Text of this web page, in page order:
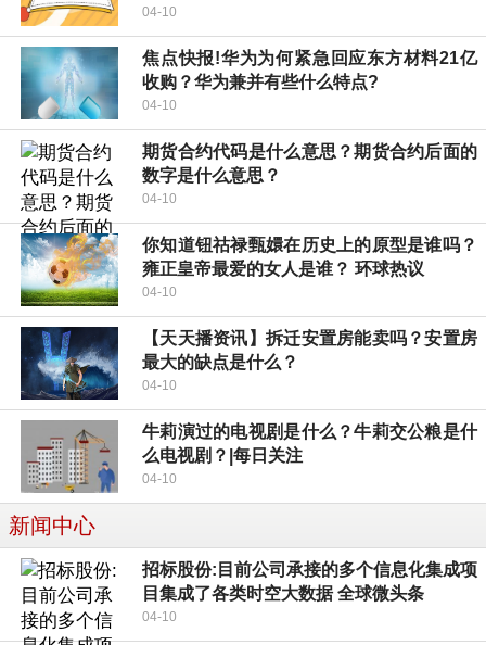
04-10
焦点快报!华为为何紧急回应东方材料21亿
收购？华为兼并有些什么特点?
04-10
期货合约代码是什么意思？期货合约后面的
数字是什么意思？
04-10
你知道钮祜禄甄嬛在历史上的原型是谁吗？
雍正皇帝最爱的女人是谁？ 环球热议
04-10
【天天播资讯】拆迁安置房能卖吗？安置房
最大的缺点是什么？
04-10
牛莉演过的电视剧是什么？牛莉交公粮是什
么电视剧？|每日关注
04-10
新闻中心
招标股份:目前公司承接的多个信息化集成项
目集成了各类时空大数据 全球微头条
04-10